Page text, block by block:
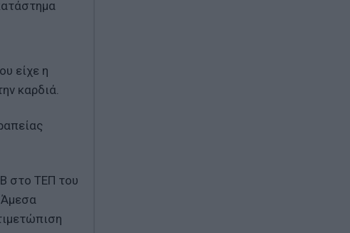
είχε η
καρδιά.
στο ΤΕΠ του
Άμεσα